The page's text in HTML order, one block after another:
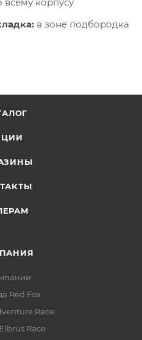
в зоне подбородка
на скрытых кнопках —
холода
на запястьях, удерживая
два (включая
Red Fox
Race
Race